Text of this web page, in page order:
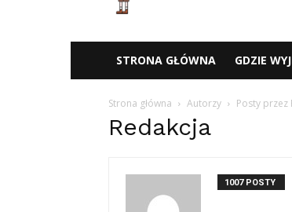
STRONA GŁÓWNA GDZIE
Strona główna Autorzy Posty przez
Redakcja
1007 POSTY